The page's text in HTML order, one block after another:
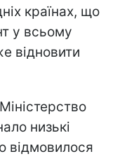
країнах, що
у всьому
відновити
низькі
відмовилося